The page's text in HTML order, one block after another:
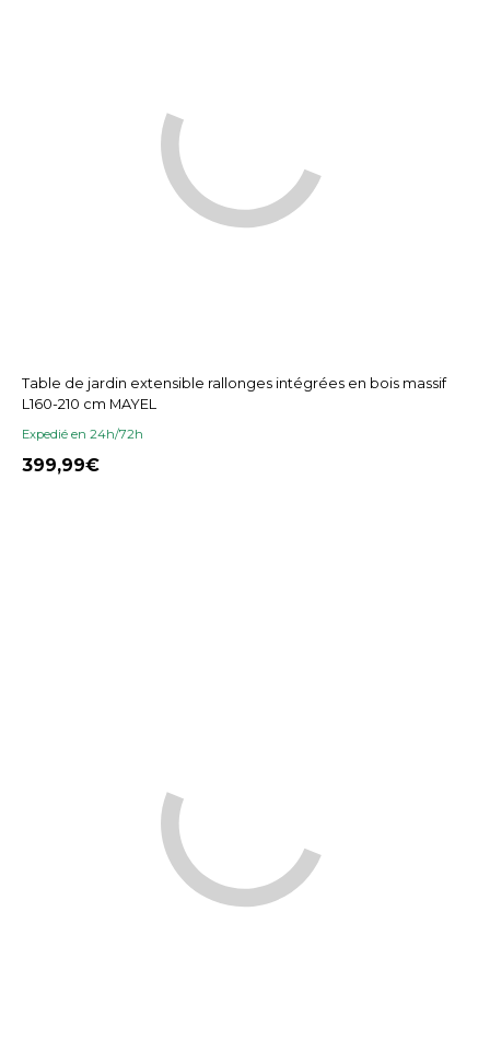
Table de jardin extensible rallonges intégrées en bois massif
L160-210 cm MAYEL
Expedié en 24h/72h
399,99